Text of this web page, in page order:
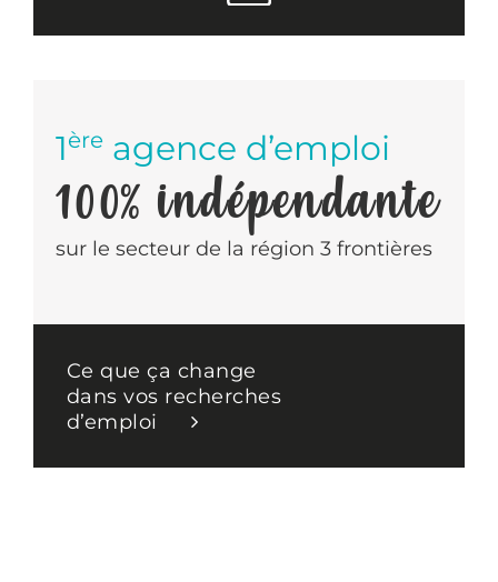
1èreagence d’emploi
100% indépendante
sur le secteur de la région 3 frontières
Ce que ça change
dans vos recherches
d’emploi